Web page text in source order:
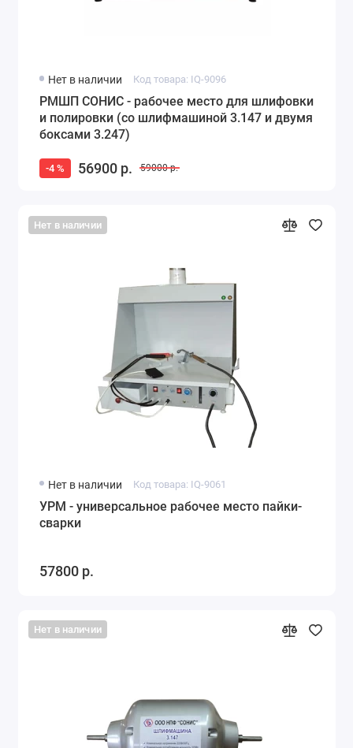
Нет в наличии Код товара: IQ-9096
РМШП СОНИС - рабочее место для шлифовки
и полировки (со шлифмашиной 3.147 и двумя
боксами 3.247)
-4 % 56900 р. 59000 р.
Нет в наличии
Нет в наличии Код товара: IQ-9061
УРМ - универсальное рабочее место пайки-
сварки
57800 р.
Нет в наличии